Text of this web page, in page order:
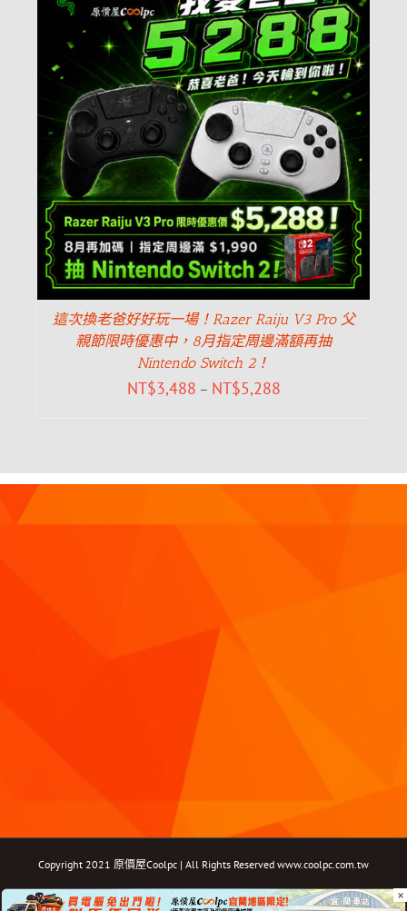
這次換老爸好好玩一場！Razer Raiju V3 Pro 父
親節限時優惠中，8月指定周邊滿額再抽
Nintendo Switch 2！
NT$3,488 – NT$5,288
Copyright 2021 原價屋Coolpc | All Rights Reserved www.coolpc.com.tw
FacebookInstagramYouTubeTwitterEmail: ×